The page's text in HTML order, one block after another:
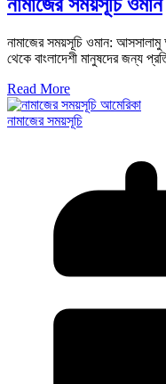
নামাজের সময়সূচি ওমান:
থেকে বাংলাদেশী মানুষদের জন্য
Read More
নামাজের সময়সূচি